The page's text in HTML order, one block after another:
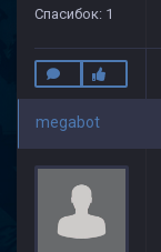
Спасибок: 1
megabot